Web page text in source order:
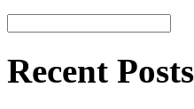
Recent Posts